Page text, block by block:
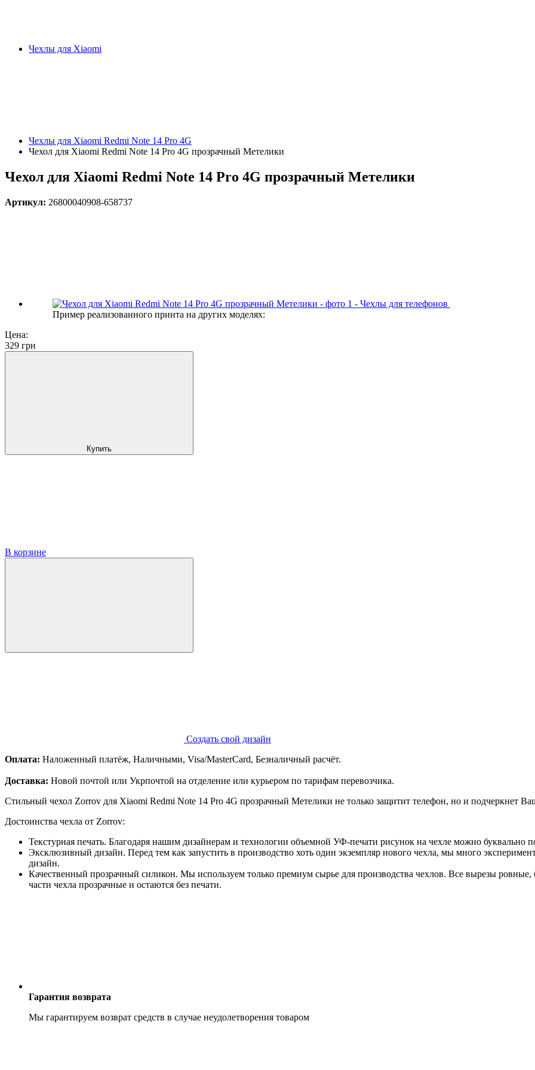
Чехлы для Xiaomi
Чехлы для Xiaomi Redmi Note 14 Pro 4G
Чехол для Xiaomi Redmi Note 14 Pro 4G прозрачный Метелики
Чехол для Xiaomi Redmi Note 14 Pro 4G прозрачный Метелики
Артикул: 26800040908-658737
Пример реализованного принта на других моделях:
Цена:
329 грн
Купить
В корзине
Создать свой дизайн
Оплата: Наложенный платёж, Наличными, Visa/MasterCard, Безналичный расчёт.
Доставка: Новой почтой или Укрпочтой на отделение или курьером по тарифам перевозчика.
Стильный чехол Zorrov для Xiaomi Redmi Note 14 Pro 4G прозрачный Метелики не только защитит телефон, но и подчеркнет
Достоинства чехла от Zorrov:
Текстурная печать. Благодаря нашим дизайнерам и технологии объемной УФ-печати рисунок на чехле можно буквально
Эксклюзивный дизайн. Перед тем как запустить в производство хоть один экземпляр нового чехла, мы много
дизайн.
Качественный прозрачный силикон. Мы используем только премиум сырье для производства чехлов. Все вырезы ровные,
части чехла прозрачные и остаются без печати.
Гарантия возврата
Мы гарантируем возврат средств в случае неудолетворения товаром